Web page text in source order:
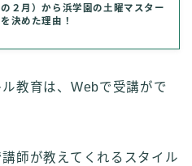
２月）から浜学園の土曜マスター
決めた理由！
教育は、Webで受講がで
師が教えてくれるスタイル